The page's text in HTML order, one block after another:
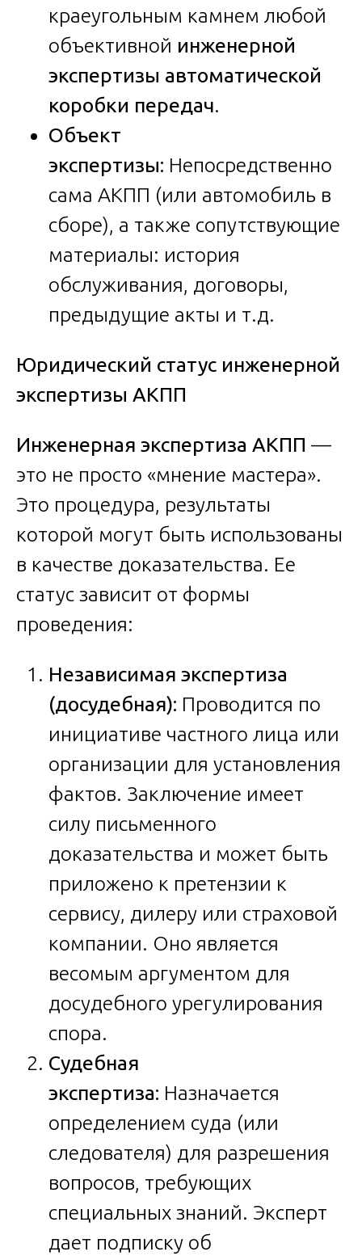
краеугольным камнем любой
объективной инженерной
экспертизы автоматической
коробки передач.
Объект
экспертизы: Непосредственно
сама АКПП (или автомобиль в
сборе), а также сопутствующие
материалы: история
обслуживания, договоры,
предыдущие акты и т.д.
Юридический статус инженерной
экспертизы АКПП
Инженерная экспертиза АКПП —
это не просто «мнение мастера».
Это процедура, результаты
которой могут быть использованы
в качестве доказательства. Ее
статус зависит от формы
проведения:
Независимая экспертиза
(досудебная): Проводится по
инициативе частного лица или
организации для установления
фактов. Заключение имеет
силу письменного
доказательства и может быть
приложено к претензии к
сервису, дилеру или страховой
компании. Оно является
весомым аргументом для
досудебного урегулирования
спора.
Судебная
экспертиза: Назначается
определением суда (или
следователя) для разрешения
вопросов, требующих
специальных знаний. Эксперт
дает подписку об